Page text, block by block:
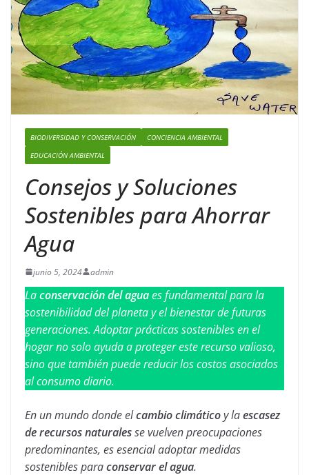
BIODIVERSIDAD Y CONSERVACIÓN
CONCIENCIA AMBIENTAL
EDUCACIÓN AMBIENTAL
Consejos y Soluciones
Sostenibles para Ahorrar
Agua
junio 5, 2024 admin
Laconservación del aguaes fundamental para la
sostenibilidad del planeta y el bienestar de futuras
generaciones. Adoptar prácticas sostenibles en el
hogar no solo ayuda a proteger este recurso valioso,
sino que también puede reducir los costos asociados
al consumo diario.
En un mundo donde elcambio climáticoy laescasez
de recursos naturalesse vuelven preocupaciones
predominantes, es esencial adoptar medidas
sostenibles paraconservar el agua.